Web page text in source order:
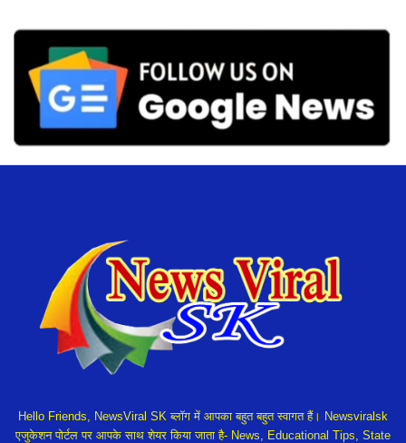
Hello Friends, NewsViral SK ब्लॉग में आपका बहुत बहुत स्वागत हैं। Newsviralsk
एजुकेशन पोर्टल पर आपके साथ शेयर किया जाता है- News, Educational Tips, State